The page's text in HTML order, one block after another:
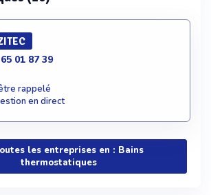
01 87 39
rappelé
en direct
les entreprises en : Bains
thermostatiques